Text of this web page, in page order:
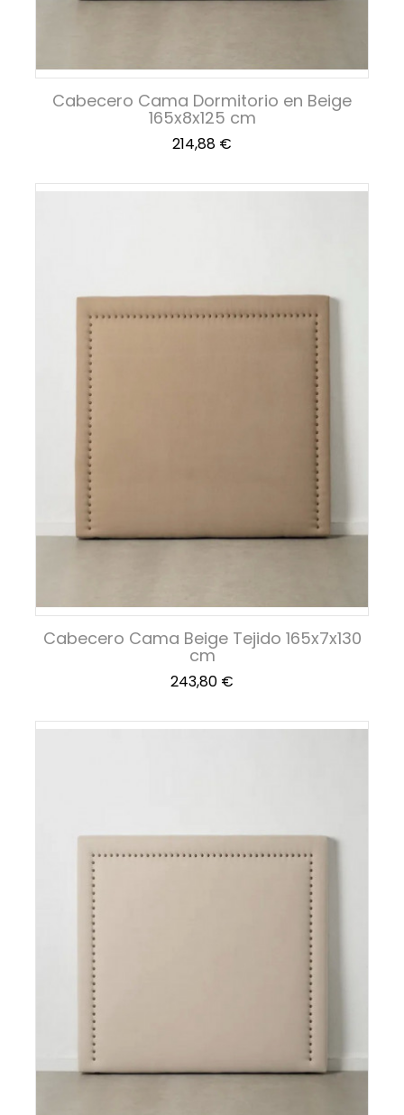
Cabecero Cama Dormitorio en Beige
165x8x125 cm
Precio
214,88 €
Cabecero Cama Beige Tejido 165x7x130
cm
Precio
243,80 €